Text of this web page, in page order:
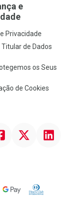
e
Privacidade
Titular de Dados
os Seus
de Cookies
Linkedin
Google PayDiners Club